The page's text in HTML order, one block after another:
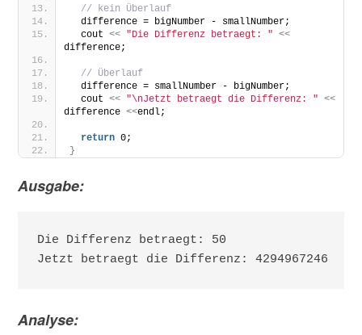
// kein Überlauf
  difference = bigNumber - smallNumber;
  cout
<< "Die Differenz betraegt: " <<
difference;
// Überlauf
  difference = smallNumber - bigNumber;
  cout
<< "\nJetzt betraegt die Differenz: " <<
difference <<endl;
return 0;
}
Ausgabe:
Die Differenz betraegt: 50
Jetzt betraegt die Differenz: 4294967246
Analyse: